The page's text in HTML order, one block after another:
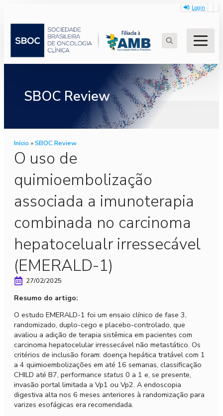
Login
for:
SBOC Review
Início »SBOC Review
O uso de
quimioembolização
associada a imunoterapia
combinada no carcinoma
hepatocelualr irressecável
(EMERALD-1)
27/02/2025
Resumo do artigo:
O estudo EMERALD-1 foi um ensaio clínico de fase 3,
randomizado, duplo-cego e placebo-controlado, que
avaliou a adição de terapia sistêmica em pacientes com
carcinoma hepatocelular irressecável não metastático. Os
critérios de inclusão foram: doença hepática tratável com 1
a 4 quimioembolizações em até 16 semanas, classificação
CHILD até B7, performance status 0 a 1 e, se presente,
invasão portal limitada a Vp1 ou Vp2. A endoscopia
digestiva alta nos 6 meses anteriores à randomização para
varizes esofágicas era recomendada.